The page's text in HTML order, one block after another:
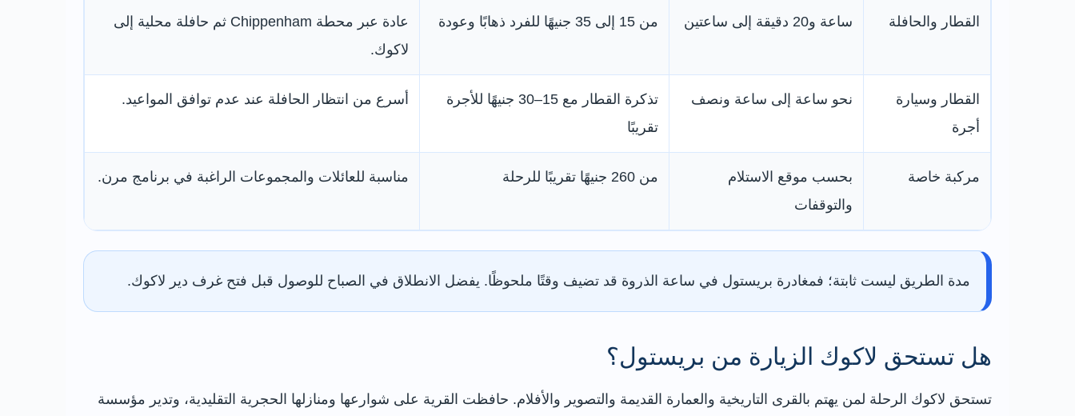
القطار والحافلة ساعة و20 دقيقة إلى ساعتين من 15 إلى 35 جنيهًا للفرد ذهابًا وعودة
عادة عبر محطة Chippenham ثم حافلة محلية إلى
لاكوك.
القطار وسيارة
أجرة
نحو ساعة إلى ساعة ونصف
تذكرة القطار مع 15–30 جنيهًا للأجرة
تقريبًا
أسرع من انتظار الحافلة عند عدم توافق المواعيد.
مركبة خاصة
بحسب موقع الاستلام
والتوقفات
من 260 جنيهًا تقريبًا للرحلة مناسبة للعائلات والمجموعات الراغبة في برنامج مرن.
مدة الطريق ليست ثابتة؛ فمغادرة بريستول في ساعة الذروة قد تضيف وقتًا ملحوظًا. يفضل الانطلاق في الصباح للوصول قبل فتح غرف دير لاكوك.
هل تستحق لاكوك الزيارة من بريستول؟
تستحق لاكوك الرحلة لمن يهتم بالقرى التاريخية والعمارة القديمة والتصوير والأفلام. حافظت القرية على شوارعها ومنازلها الحجرية التقليدية، وتدير مؤسسة